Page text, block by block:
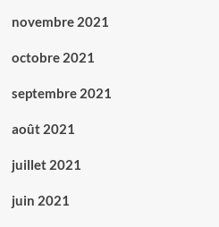
novembre 2021
octobre 2021
septembre 2021
août 2021
juillet 2021
juin 2021